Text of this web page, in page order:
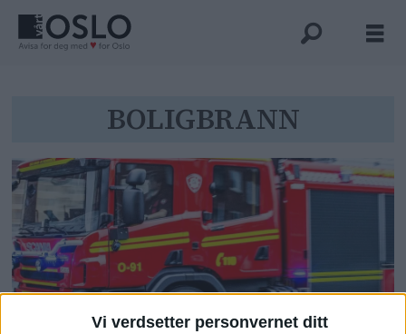
Vi verdsetter personvernet ditt
boligbrann
BOLIGBRANN